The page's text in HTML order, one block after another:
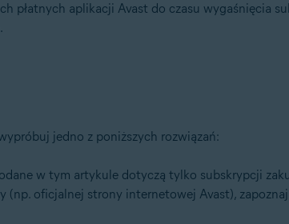
płatnych aplikacji Avast do czasu wygaśnięcia
.
jedno z poniższych rozwiązań:
w tym artykule dotyczą tylko subskrypcji
(np. oficjalnej strony internetowej Avast),